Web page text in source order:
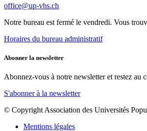
office@up-vhs.ch
Notre bureau est fermé le vendredi. Vous
Horaires du bureau administratif
Abonner la newsletter
Abonnez-vous à notre newsletter et restez au
S'abonner à la newsletter
© Copyright Association des Universités
Mentions légales